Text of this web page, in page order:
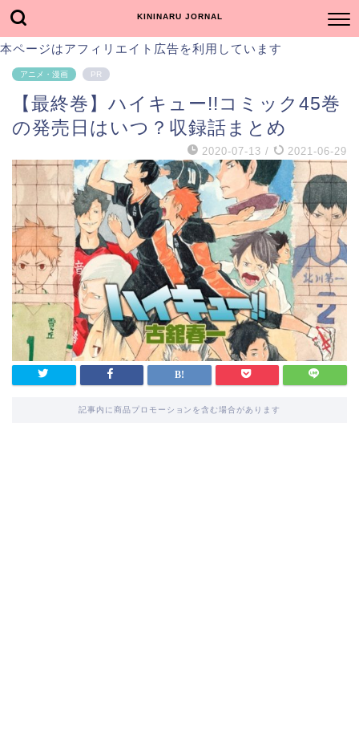
KININARU JORNAL
本ページはアフィリエイト広告を利用しています
アニメ・漫画 PR
【最終巻】ハイキュー!!コミック45巻
の発売日はいつ？収録話まとめ
2020-07-13 / 2021-06-29
記事内に商品プロモーションを含む場合があります